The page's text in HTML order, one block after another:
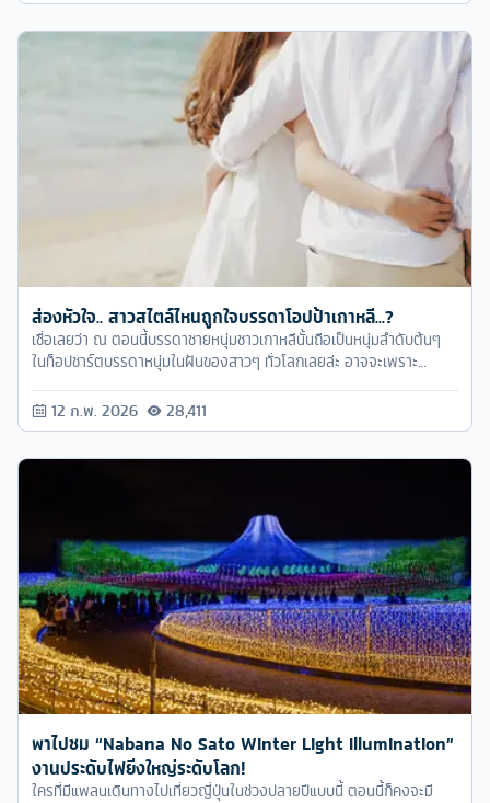
ส่องหัวใจ.. สาวสไตล์ไหนถูกใจบรรดาโอปป้าเกาหลี...?
เชื่อเลยว่า ณ ตอนนี้บรรดาชายหนุ่มชาวเกาหลีนั้นถือเป็นหนุ่มลำดับต้นๆ
ในท็อปชาร์ตบรรดาหนุ่มในฝันของสาวๆ ทั่วโลกเลยล่ะ อาจจะเพราะ
แต่ แต่ปฏิเสธ ไม่ได้เลยจริงๆ ว่าบรรดาหนุ่มเกาหลี ที่เราเห็นกันนั้น มันดีย์
มากจริงๆ มองทีไรก็ใจละลายไปเสียทุกที ><
12 ก.พ. 2026 28,411
พาไปชม “Nabana No Sato Winter Light Illumination”
งานประดับไฟยิ่งใหญ่ระดับโลก!
ใครที่มีแพลนเดินทางไปเที่ยวญี่ปุ่นในช่วงปลายปีแบบนี้ ตอนนี้ก็คงจะมี